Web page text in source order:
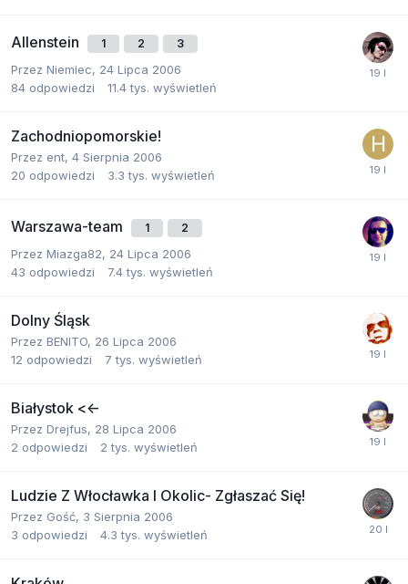
Allenstein 1 2 3
Przez Niemiec, 24 Lipca 2006
84 odpowiedzi 11.4 tys. wyświetleń
Zachodniopomorskie!
Przez ent, 4 Sierpnia 2006
20 odpowiedzi 3.3 tys. wyświetleń
Warszawa-team 1 2
Przez Miazga82, 24 Lipca 2006
43 odpowiedzi 7.4 tys. wyświetleń
Dolny Śląsk
Przez BENITO, 26 Lipca 2006
12 odpowiedzi 7 tys. wyświetleń
Białystok <<-
Przez Drejfus, 28 Lipca 2006
2 odpowiedzi 2 tys. wyświetleń
Ludzie Z Włocławka I Okolic- Zgłaszać Się!
Przez Gość, 3 Sierpnia 2006
3 odpowiedzi 4.3 tys. wyświetleń